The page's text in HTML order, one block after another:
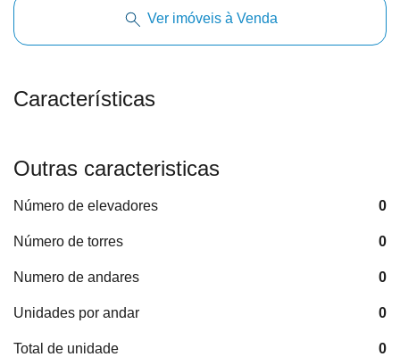
Ver imóveis à Venda
Características
Outras caracteristicas
Número de elevadores 0
Número de torres 0
Numero de andares 0
Unidades por andar 0
Total de unidade 0